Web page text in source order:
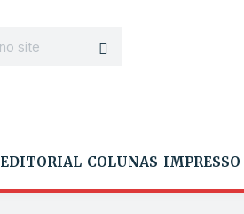
EDITORIAL COLUNAS IMPRESSO